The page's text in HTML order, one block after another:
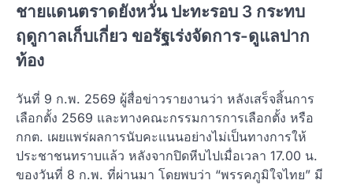
ชายแดนตราดยังหวั่น ปะทะรอบ 3 กระทบ
ฤดูกาลเก็บเกี่ยว ขอรัฐเร่งจัดการ-ดูแลปาก
ท้อง
วันที่ 9 ก.พ. 2569 ผู้สื่อข่าวรายงานว่า หลังเสร็จสิ้นการ
เลือกตั้ง 2569 และทางคณะกรรมการการเลือกตั้ง หรือ
กกต. เผยแพร่ผลการนับคะแนนอย่างไม่เป็นทางการให้
ประชาชนทราบแล้ว หลังจากปิดหีบไปเมื่อเวลา 17.00 น.
ของวันที่ 8 ก.พ. ที่ผ่านมา โดยพบว่า “พรรคภูมิใจไทย” มี